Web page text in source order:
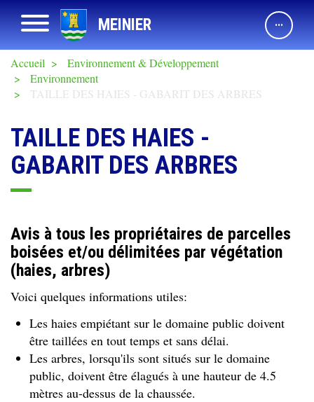
Aller
au
contenu
principal
Afficher navigation MEINIER
Accueil
Environnement & Développement
Environnement
TAILLE DES HAIES - GABARIT DES ARBRES
TAILLE DES HAIES -
GABARIT DES ARBRES
Avis à tous les propriétaires de parcelles
boisées et/ou délimitées par végétation
(haies, arbres)
Voici quelques informations utiles:
Les haies empiétant sur le domaine public doivent
être taillées en tout temps et sans délai.
Les arbres, lorsqu'ils sont situés sur le domaine
public, doivent être élagués à une hauteur de 4.5
mètres au-dessus de la chaussée.